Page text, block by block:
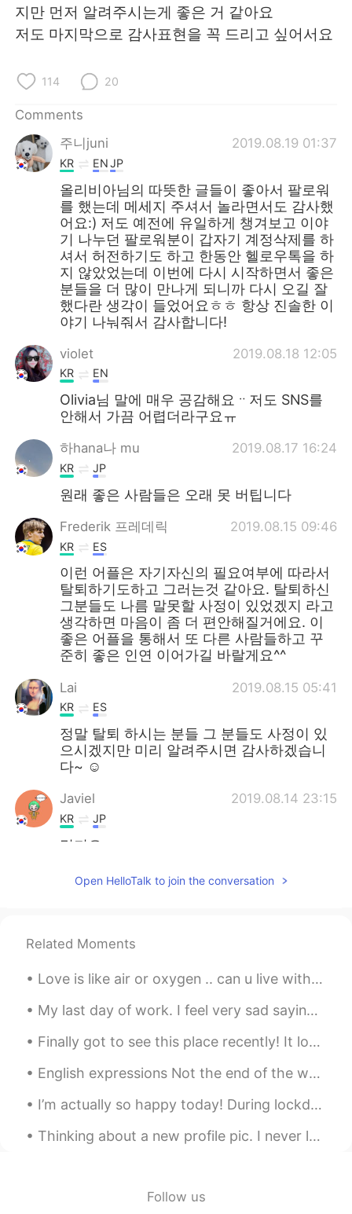
지만 먼저 알려주시는게 좋은 거 같아요
저도 마지막으로 감사표현을 꼭 드리고 싶어서요
114 20
Comments
주니juni
2019.08.19 01:37
KR ENJP
올리비아님의 따뜻한 글들이 좋아서 팔로워
를 했는데 메세지 주셔서 놀라면서도 감사했
어요:) 저도 예전에 유일하게 챙겨보고 이야
기 나누던 팔로워분이 갑자기 계정삭제를 하
셔서 허전하기도 하고 한동안 헬로우톡을 하
지 않았었는데 이번에 다시 시작하면서 좋은
분들을 더 많이 만나게 되니까 다시 오길 잘
했다란 생각이 들었어요ㅎㅎ 항상 진솔한 이
야기 나눠줘서 감사합니다!
violet 2019.08.18 12:05
KR EN
Olivia님 말에 매우 공감해요ᆢ저도 SNS를
안해서 가끔 어렵더라구요ㅠ
하hana나 mu 2019.08.17 16:24
KR JP
원래 좋은 사람들은 오래 못 버팁니다
Frederik 프레데릭 2019.08.15 09:46
KR ES
이런 어플은 자기자신의 필요여부에 따라서
탈퇴하기도하고 그러는것 같아요. 탈퇴하신
그분들도 나름 말못할 사정이 있었겠지 라고
생각하면 마음이 좀 더 편안해질거에요. 이
좋은 어플을 통해서 또 다른 사람들하고 꾸
준히 좋은 인연 이어가길 바랄게요^^
Lai 2019.08.15 05:41
KR ES
정말 탈퇴 하시는 분들 그 분들도 사정이 있
으시겠지만 미리 알려주시면 감사하겠습니
다~ ☺️
Javiel 2019.08.14 23:15
KR JP
멋져요.
jonghyun Yoon 윤종현 2019.08.14 21:30
다!
マル 2019.08.14 15:57
올리비아님께서 말씀하시는 게 정말 따뜻함
이 느껴져요 ㅜㅜ 제가 오래 살지는 않았지
만 여태껏 느끼는 건데 노력하지 않아도 머
무를 인연이 있고 아무리 노력해도 잡히지
않는 인연이 있어요 세상사 내 맘대로 되면
원없이 좋겠지만 안되는 게 많더라구요 그래
서 전 더 이상 인연에 연연하지 않으려구요
만남이 있으면 헤어짐이 있기 마련이에요 ^^
Open HelloTalk to join the conversation
Related Moments
Love is like air or oxygen .. can u live without oxygen for second ?.. no? ..and when oxygen disa...
My last day of work. I feel very sad saying goodbye to my students. Some of them kept asking me t...
Finally got to see this place recently! It looks a lot like a small European village in the Alps,...
English expressions Not the end of the world Meaning: used for saying that something bad is no...
I’m actually so happy today! During lockdown I couldn’t fit into these jeans!! After going back t...
Thinking about a new profile pic. I never look good in pics, please help me decide😬😬😬 새 프로필 사진을...
Follow us